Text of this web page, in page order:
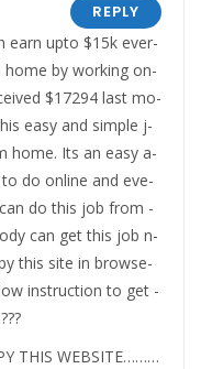
REPLY
­e­a­r­n­ ­u­p­t­o­ ­$1­5­k­ ­e­v­e­r­
­b­y­ ­w­o­r­k­i­n­g­ ­o­n­
­$1­7­2­9­4­ ­l­a­s­t­ ­m­o­
­e­a­s­y­ ­a­n­d­ ­s­i­m­p­l­e­ ­j­
­h­o­m­e­. ­I­t­s­ ­a­n­ ­e­a­s­y­ ­a­
­d­o­ ­o­n­l­i­n­e­ ­a­n­d­ ­e­v­e­
­d­o­ ­t­h­i­s­ ­j­o­b­ ­f­r­o­m­
­c­a­n­ ­g­e­t­ ­t­h­i­s­ ­j­o­b­ ­n­
­t­h­i­s­ ­s­i­t­e­ ­i­n­ ­b­r­o­w­s­e­
­i­n­s­t­r­u­c­t­i­o­n­ ­t­o­ ­g­e­t­
THIS WEBSITE………